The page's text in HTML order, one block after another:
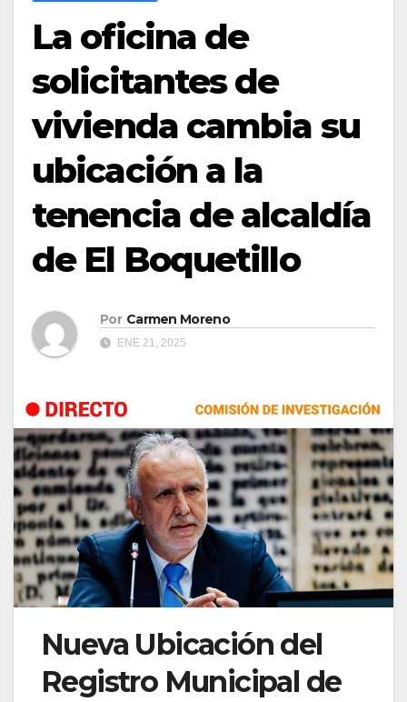
La oficina de
solicitantes de
vivienda cambia su
ubicación a la
tenencia de alcaldía
de El Boquetillo
Por Carmen Moreno
ENE 21, 2025
Nueva Ubicación del
Registro Municipal de